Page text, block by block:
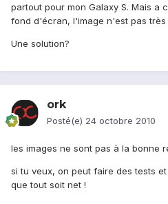
partout pour mon Galaxy S. Mais a
fond d'écran, l'image n'est pas très
Une solution?
ork
Posté(e) 24 octobre 2010
les images ne sont pas à la bonne
si tu veux, on peut faire des tests
que tout soit net !